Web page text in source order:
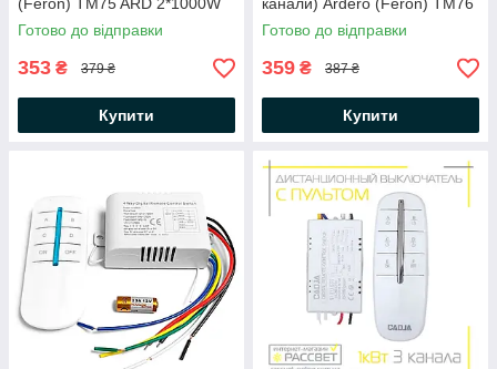
для люстр
Готово до відправки
353 ₴ 379 ₴
Купити
ARD 3*1000W для люстр
Готово до відправки
359 ₴ 387 ₴
Купити